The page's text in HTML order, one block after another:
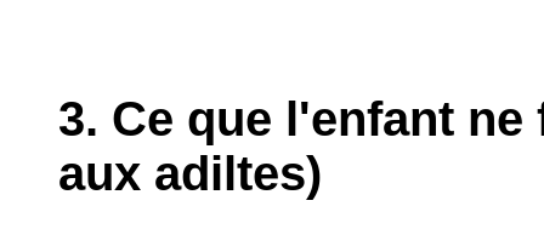
3. Ce que l'enfant
aux adiltes)